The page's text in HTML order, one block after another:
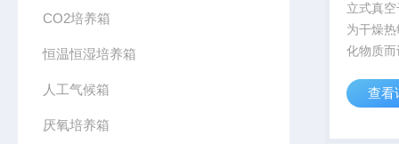
CO2培养箱
恒温恒湿培养箱
人工气候箱
厌氧培养箱
立式真
为干燥
化物质
复杂的
研单位
查看